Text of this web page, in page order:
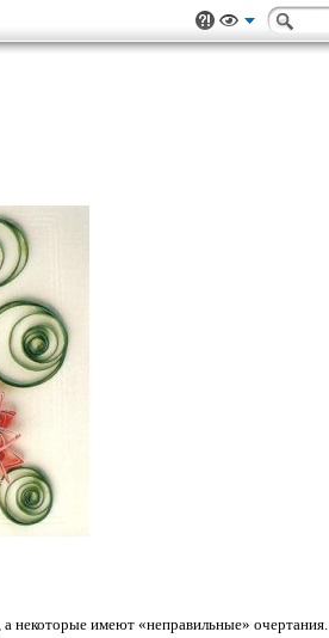
некоторые имеют «неправильные» очертания.